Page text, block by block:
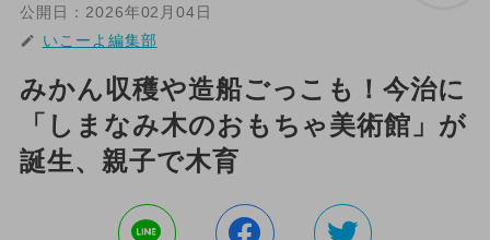
公開日： 2026年02月04日
いこーよ編集部
みかん収穫や造船ごっこも！今治に
「しまなみ木のおもちゃ美術館」が
誕生、親子で木育